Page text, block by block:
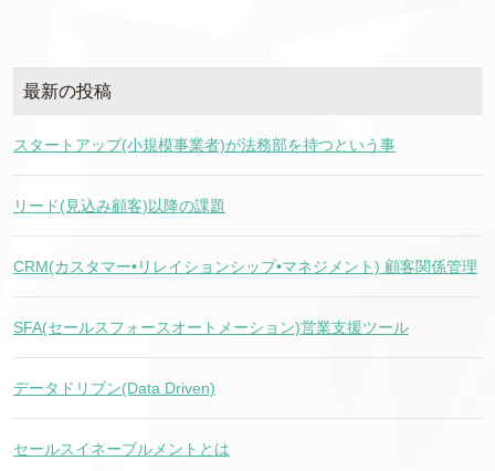
最新の投稿
スタートアップ(小規模事業者)が法務部を持つという事
リード(見込み顧客)以降の課題
CRM(カスタマー•リレイションシップ•マネジメント) 顧客関係管理
SFA(セールスフォースオートメーション)営業支援ツール
データドリブン(Data Driven)
セールスイネーブルメントとは